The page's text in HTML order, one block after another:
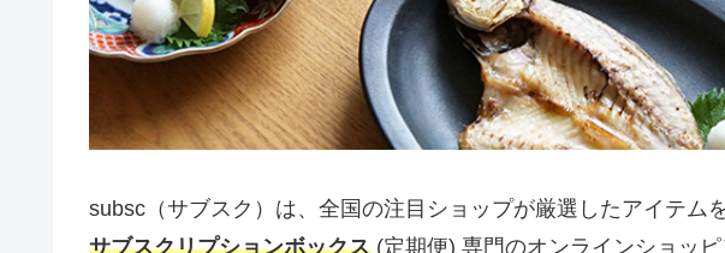
subsc（サブスク）は、全国の注目ショップが厳選したアイテム
サブスクリプションボックス (定期便) 専門のオンラインショッ